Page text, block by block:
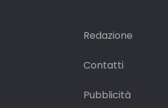
Redazione
Contatti
Pubblicità